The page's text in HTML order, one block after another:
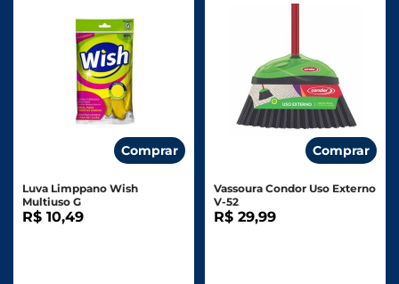
Comprar
Luva Limppano Wish
Multiuso G
R$ 10,49
Comprar
Vassoura Condor Uso Externo
V-52
R$ 29,99